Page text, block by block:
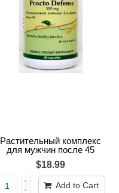
Растительный комплекс
для мужчин после 45
$18.99
Add to Cart